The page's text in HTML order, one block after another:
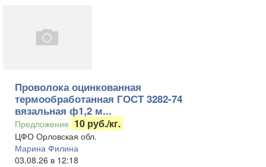
Проволока оцинкованная
термообработанная ГОСТ 3282-74
вязальная ф1,2 м...
Предложение 10 руб./кг.
ЦФО Орловская обл.
Марина Филина
03.08.26 в 12:18